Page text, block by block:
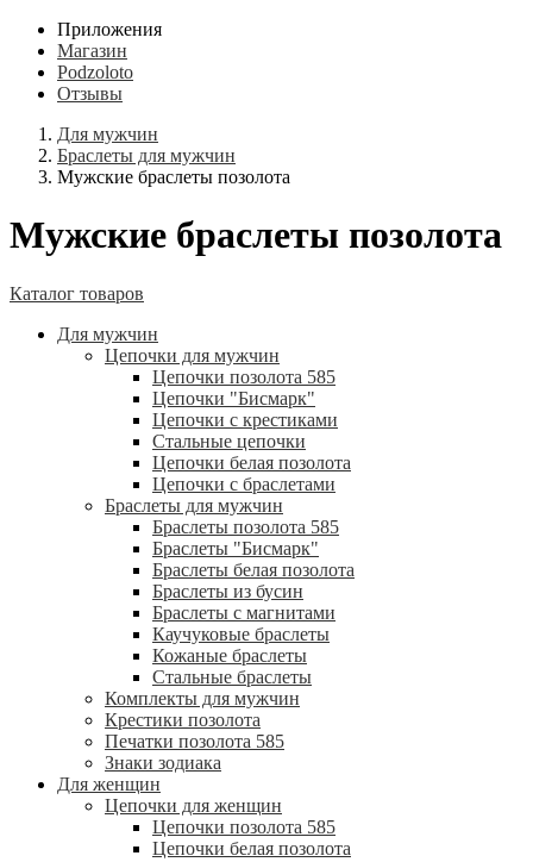
Приложения
Магазин
Podzoloto
Отзывы
Для мужчин
Браслеты для мужчин
Мужские браслеты позолота
Мужские браслеты позолота
Каталог товаров
Для мужчин
Цепочки для мужчин
Цепочки позолота 585
Цепочки "Бисмарк"
Цепочки с крестиками
Стальные цепочки
Цепочки белая позолота
Цепочки с браслетами
Браслеты для мужчин
Браслеты позолота 585
Браслеты "Бисмарк"
Браслеты белая позолота
Браслеты из бусин
Браслеты с магнитами
Каучуковые браслеты
Кожаные браслеты
Стальные браслеты
Комплекты для мужчин
Крестики позолота
Печатки позолота 585
Знаки зодиака
Для женщин
Цепочки для женщин
Цепочки позолота 585
Цепочки белая позолота